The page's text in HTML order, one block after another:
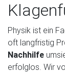
Physik ist ein
oft langfristig
Nachhilfe
erfolglos. Wir